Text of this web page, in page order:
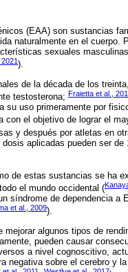
(EAA) son sustancias
naturalmente en el
sexuales
).
de la década de los
testosterona; Fraietta et al.,
su uso primeramente por
con el objetivo de lograr el
y después por atletas en
aplicadas pueden ser
de estas sustancias se ha
el mundo occidental (
síndrome de dependencia
et al., 2009).
mejorar algunos tipos de
pueden causar
a nivel cognoscitivo,
negativa sobre el cerebro y